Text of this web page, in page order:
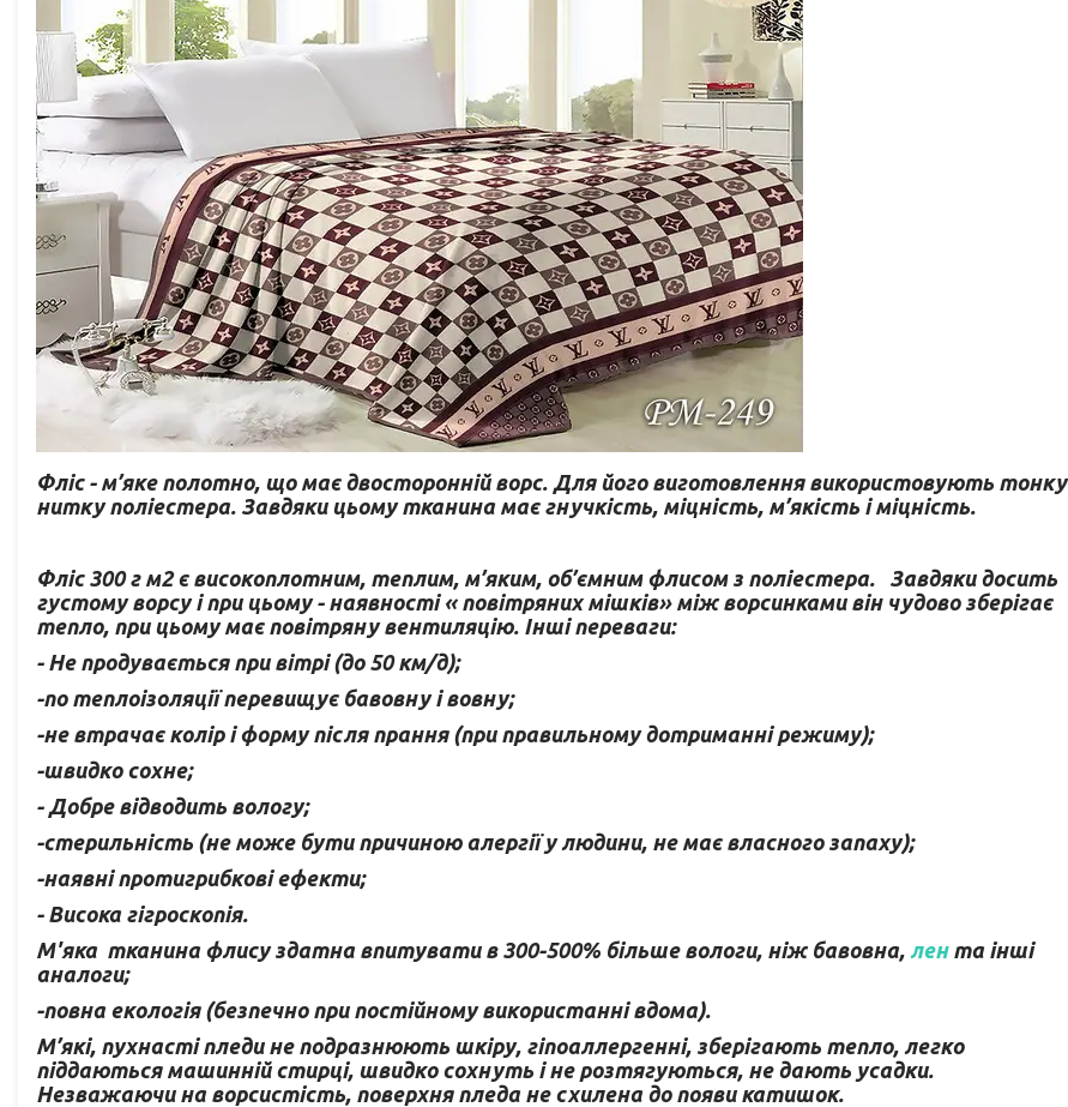
Фліс - м’яке полотно, що має двосторонній ворс. Для його виготовлення використовують тонку
нитку поліестера. Завдяки цьому тканина має гнучкість, міцність, м’якість і міцність.
Фліс 300 г м2 є високоплотним, теплим, м’яким, об’ємним флисом з поліестера. Завдяки досить
густому ворсу і при цьому - наявності « повітряних мішків» між ворсинками він чудово зберігає
тепло, при цьому має повітряну вентиляцію. Інші переваги:
- Не продувається при вітрі (до 50 км/д);
-по теплоізоляції перевищує бавовну і вовну;
-не втрачає колір і форму після прання (при правильному дотриманні режиму);
-швидко сохне;
- Добре відводить вологу;
-стерильність (не може бути причиною алергії у людини, не має власного запаху);
-наявні протигрибкові ефекти;
- Висока гігроскопія.
М'яка тканина флису здатна впитувати в 300-500% більше вологи, ніж бавовна, лента інші
аналоги;
-повна екологія (безпечно при постійному використанні вдома).
М’які, пухнасті пледи не подразнюють шкіру, гіпоаллергенні, зберігають тепло, легко
піддаються машинній стирці, швидко сохнуть і не розтягуються, не дають усадки.
Незважаючи на ворсистість, поверхня пледа не схилена до появи катишок.